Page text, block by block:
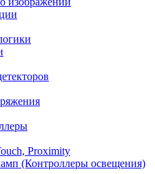
Proximity
(Контроллеры освещения)